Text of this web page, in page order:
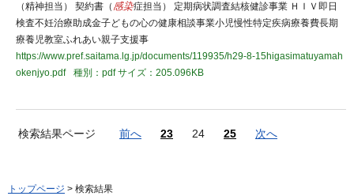
（精神担当） 契約書（ 感染症担当） 定期病状調査結核健診事業 ＨＩＶ即日
検査不妊治療助成金子どもの心の健康相談事業小児慢性特定疾病療養費長期
療養児教室ふれあい親子支援事
https://www.pref.saitama.lg.jp/documents/119935/h29-8-15higasimatuyamah
okenjyo.pdf
種別：pdfサイズ：205.096KB
検索結果ページ 前へ 23 24 25 次へ
トップページ > 検索結果